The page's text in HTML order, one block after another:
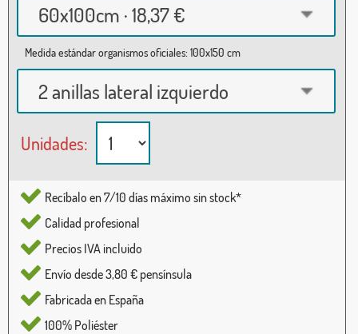
60x100cm · 18,37 €
Medida estándar organismos oficiales: 100x150 cm
2 anillas lateral izquierdo
Unidades:
Recíbalo en 7/10 días máximo sin stock*
Calidad profesional
Precios IVA incluido
Envío desde 3,80 € pensínsula
Fabricada en España
100% Poliéster